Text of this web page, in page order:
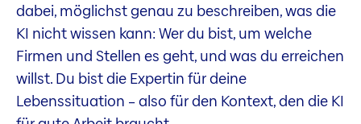
dabei, möglichst genau zu beschreiben, was die
KI nicht wissen kann: Wer du bist, um welche
Firmen und Stellen es geht, und was du erreichen
willst. Du bist die Expertin für deine
Lebenssituation – also für den Kontext, den die KI